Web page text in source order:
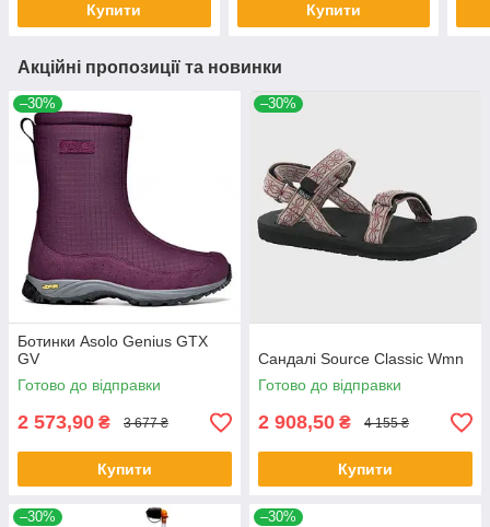
Купити Купити
Акційні пропозиції та новинки
–30%
Ботинки Asolo Genius GTX
GV
Готово до відправки
2 573,90 ₴ 3 677 ₴
Купити
–30%
Сандалі Source Classic Wmn
Готово до відправки
2 908,50 ₴ 4 155 ₴
Купити
–30% –30%